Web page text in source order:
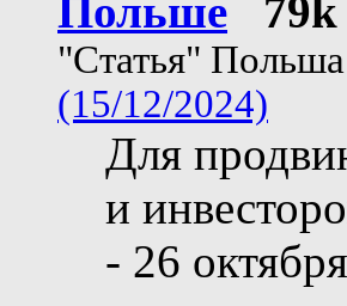
Польше
79k
"Статья" Польша
(15/12/2024)
Для
и
- 26